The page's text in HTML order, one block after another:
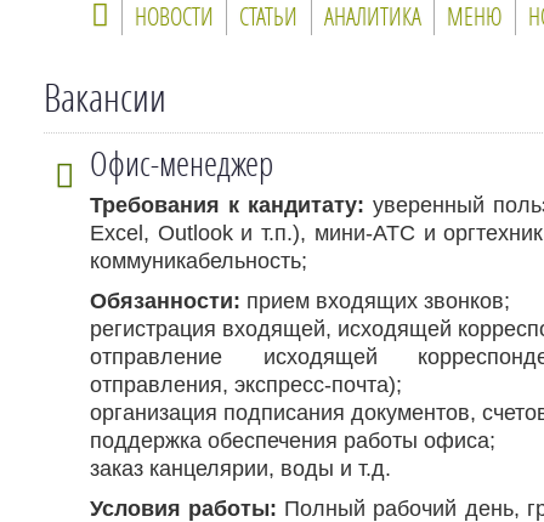
НОВОСТИ СТАТЬИ АНАЛИТИКА МЕНЮ
Вакансии
Офис-менеджер
Требования к кандитату: уверенный
Excel, Outlook и т.п.), мини-АТС и
коммуникабельность;
Обязанности: прием входящих звонков;
регистрация входящей, исходящей
отправление исходящей
отправления, экспресс-почта);
организация подписания документов,
поддержка обеспечения работы офиса;
заказ канцелярии, воды и т.д.
Условия работы: Полный рабочий день,